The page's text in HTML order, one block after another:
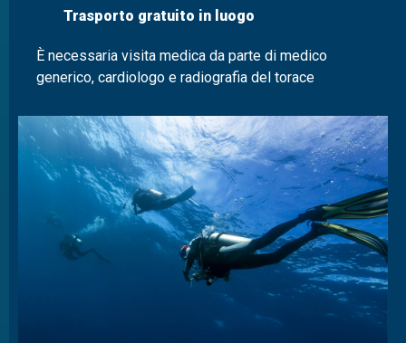
Trasporto gratuito in luogo
È necessaria visita medica da parte di medico
generico, cardiologo e radiografia del torace